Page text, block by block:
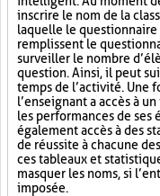
inscrire le nom de la
laquelle le
remplissent le
surveiller le nombre
question. Ainsi, il peut
temps de l’activité. Une
l’enseignant a accès à
les performances de ses
également accès à des
de réussite à chacune
ces tableaux et
masquer les noms, si
imposée.